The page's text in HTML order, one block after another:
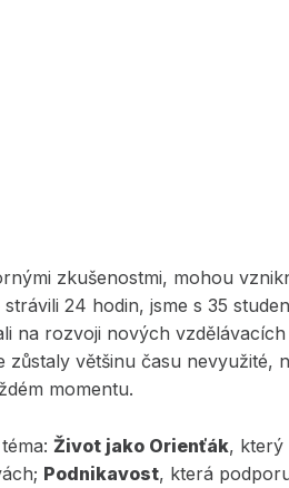
zkušenostmi, mohou
24 hodin, jsme s 35
na rozvoji nových
většinu času nevyužité,
momentu.
téma:Život jako Orienťák, který
Podnikavost, která